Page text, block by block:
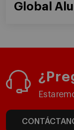
Global